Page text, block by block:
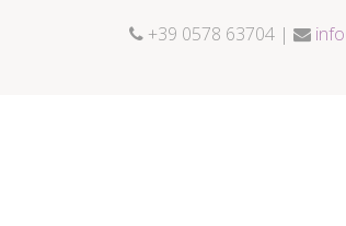
+39 0578 63704 |